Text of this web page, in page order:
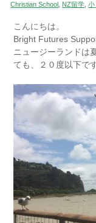
Christian School NZ留学 ,
こんにちは。
Bright Futures
ニュージーランドは
ても、２０度以下で